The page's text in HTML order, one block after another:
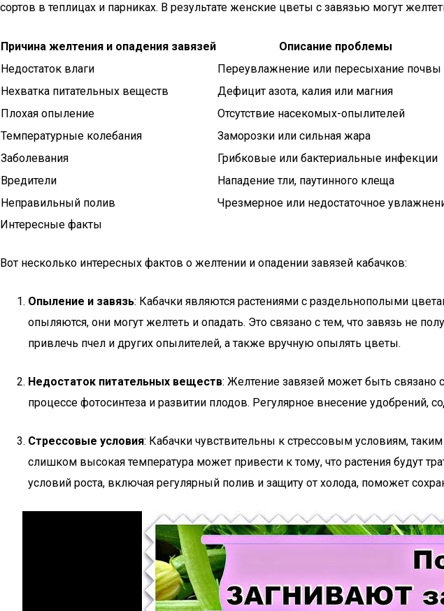
сортов в теплицах и парниках. В результате женские цветы с завязью могут
Причина желтения и опадения завязей Описание проблемы
Недостаток влаги
Переувлажнение или пересыхание почвы
Нехватка питательных веществ
Дефицит азота, калия или магния
Плохая опыление
Отсутствие насекомых-опылителей
Температурные колебания
Заморозки или сильная жара
Заболевания
Грибковые или бактериальные инфекции
Вредители
Нападение тли, паутинного клеща
Неправильный полив
Чрезмерное или недостаточное
Интересные факты
Вот несколько интересных фактов о желтении и опадении завязей кабачков:
Опыление и завязь: Кабачки являются растениями с раздельнополыми
опыляются, они могут желтеть и опадать. Это связано с тем, что завязь не
привлечь пчел и других опылителей, а также вручную опылять цветы.
Недостаток питательных веществ: Желтение завязей может быть связано
процессе фотосинтеза и развитии плодов. Регулярное внесение
Стрессовые условия: Кабачки чувствительны к стрессовым условиям,
слишком высокая температура может привести к тому, что растения будут
условий роста, включая регулярный полив и защиту от холода, поможет